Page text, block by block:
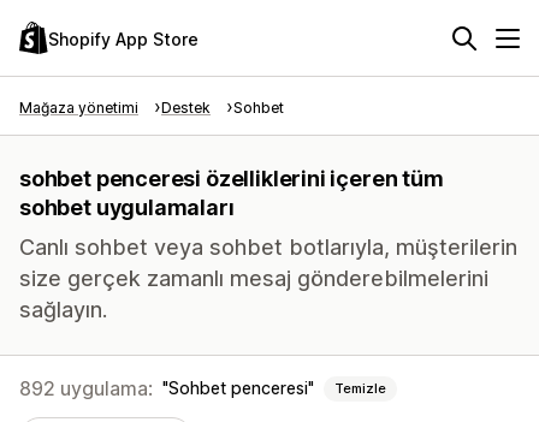
Shopify App Store
Mağaza yönetimi Destek Sohbet
sohbet penceresi özelliklerini içeren tüm
sohbet uygulamaları
Canlı sohbet veya sohbet botlarıyla, müşterilerin
size gerçek zamanlı mesaj gönderebilmelerini
sağlayın.
892 uygulama: Sohbet penceresi Temizle